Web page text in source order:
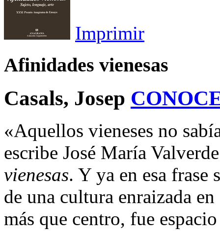
Imprimir
Afinidades vienesas
Casals, Josep
«Aquellos vieneses no
escribe José María
vienesas. Y ya en esa
de una cultura enraizada
más que centro, fue